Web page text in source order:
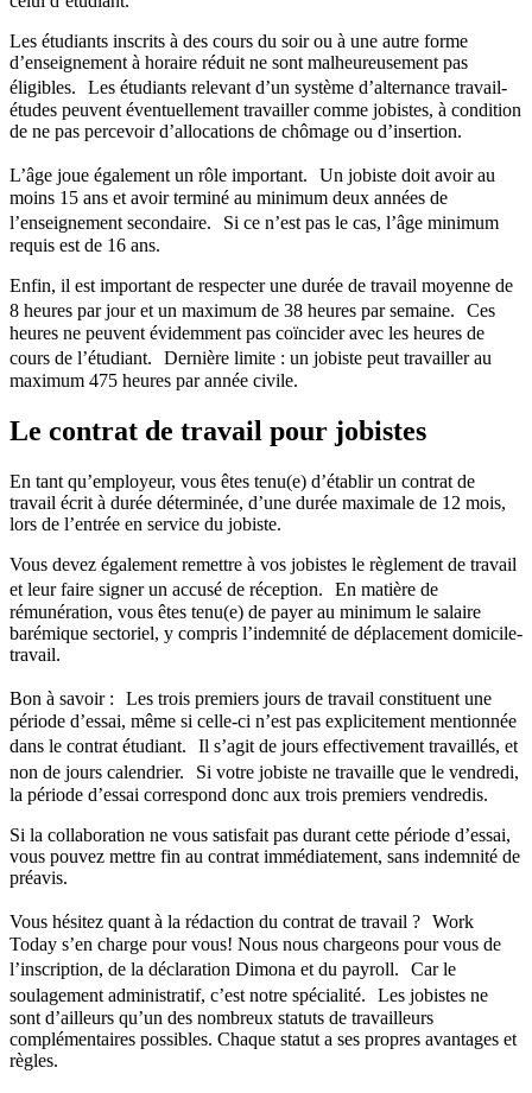
Les étudiants inscrits à des cours du soir ou à une autre forme
d’enseignement à horaire réduit ne sont malheureusement pas
éligibles. Les étudiants relevant d’un système d’alternance travail-
études peuvent éventuellement travailler comme jobistes, à condition
de ne pas percevoir d’allocations de chômage ou d’insertion.
L’âge joue également un rôle important. Un jobiste doit avoir au
moins 15 ans et avoir terminé au minimum deux années de
l’enseignement secondaire. Si ce n’est pas le cas, l’âge minimum
requis est de 16 ans.
Enfin, il est important de respecter une durée de travail moyenne de
8 heures par jour et un maximum de 38 heures par semaine. Ces
heures ne peuvent évidemment pas coïncider avec les heures de
cours de l’étudiant. Dernière limite : un jobiste peut travailler au
maximum 475 heures par année civile.
Le contrat de travail pour jobistes
En tant qu’employeur, vous êtes tenu(e) d’établir un contrat de
travail écrit à durée déterminée, d’une durée maximale de 12 mois,
lors de l’entrée en service du jobiste.
Vous devez également remettre à vos jobistes le règlement de travail
et leur faire signer un accusé de réception. En matière de
rémunération, vous êtes tenu(e) de payer au minimum le salaire
barémique sectoriel, y compris l’indemnité de déplacement domicile-
travail.
Bon à savoir : Les trois premiers jours de travail constituent une
période d’essai, même si celle-ci n’est pas explicitement mentionnée
dans le contrat étudiant. Il s’agit de jours effectivement travaillés, et
non de jours calendrier. Si votre jobiste ne travaille que le vendredi,
la période d’essai correspond donc aux trois premiers vendredis.
Si la collaboration ne vous satisfait pas durant cette période d’essai,
vous pouvez mettre fin au contrat immédiatement, sans indemnité de
préavis.
Vous hésitez quant à la rédaction du contrat de travail ? Work
Today s’en charge pour vous! Nous nous chargeons pour vous de
l’inscription, de la déclaration Dimona et du payroll. Car le
soulagement administratif, c’est notre spécialité. Les jobistes ne
sont d’ailleurs qu’un des nombreux statuts de travailleurs
complémentaires possibles. Chaque statut a ses propres avantages et
règles.